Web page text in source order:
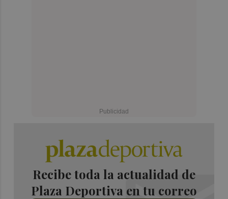
Recibe toda la actualidad de
Plaza Deportiva en tu correo